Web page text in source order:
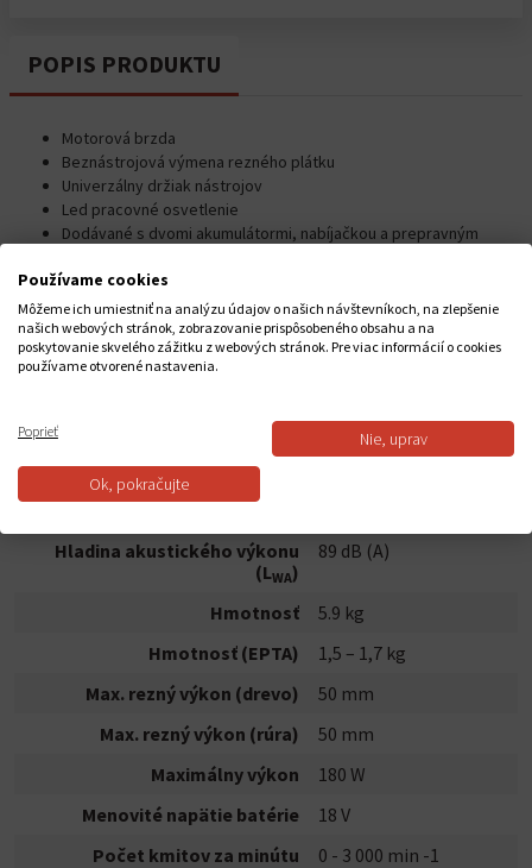
POPIS PRODUKTU
Motorová brzda
Beznástrojová výmena rezného plátku
Univerzálny držiak nástrojov
Led pracovné osvetlenie
Dodávané s dvomi akumulátormi, nabíjačkou a prepravným
Kompatibilné s akumulátormi 18 V: 6,0 / 5,0 / 4,0 / 3,0 / 2,0 / 1,5
Ah
Makita ID
DJR183RTJ
Faktor akustickej neistoty (K)
3 dB (A)
Faktor neistoty vibrácií (K)
Hladina akustického výkonu
(LWA)
89 dB (A)
Hmotnosť
5.9 kg
Hmotnosť (EPTA)
1,5 – 1,7 kg
Max. rezný výkon (drevo)
50 mm
Max. rezný výkon (rúra)
50 mm
Maximálny výkon
180 W
Menovité napätie batérie
18 V
Počet kmitov za minútu
0 - 3 000 min -1
Používame cookies
Môžeme ich umiestniť na analýzu údajov o našich návštevníkoch, na zlepšenie
našich webových stránok, zobrazovanie prispôsobeného obsahu a na
poskytovanie skvelého zážitku z webových stránok. Pre viac informácií o cookies
používame otvorené nastavenia.
Poprieť Nie, uprav
Ok, pokračujte